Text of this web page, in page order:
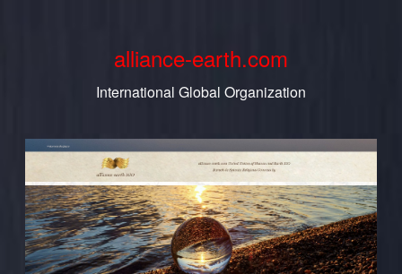
alliance-earth.com
International Global Organization